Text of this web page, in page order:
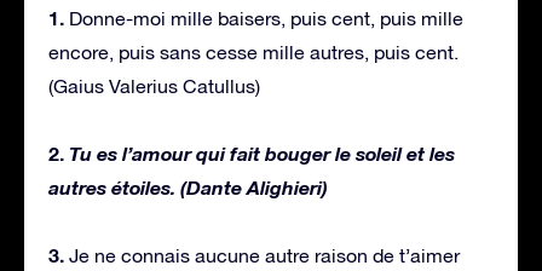
1. Donne-moi mille baisers, puis cent, puis mille
encore, puis sans cesse mille autres, puis cent.
(Gaius Valerius Catullus)
2. Tu es l’amour qui fait bouger le soleil et les
autres étoiles. (Dante Alighieri)
3. Je ne connais aucune autre raison de t’aimer